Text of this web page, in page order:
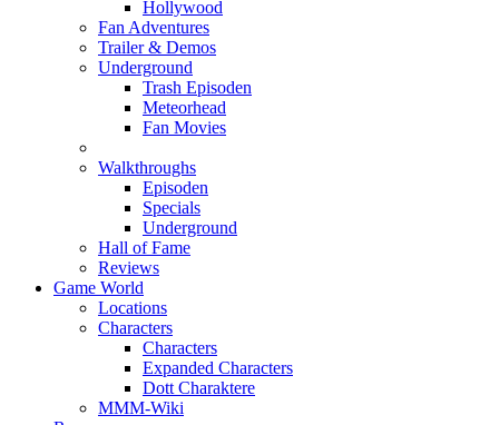
Hollywood
Fan Adventures
Trailer & Demos
Underground
Trash Episoden
Meteorhead
Fan Movies
Walkthroughs
Episoden
Specials
Underground
Hall of Fame
Reviews
Game World
Locations
Characters
Characters
Expanded Characters
Dott Charaktere
MMM-Wiki